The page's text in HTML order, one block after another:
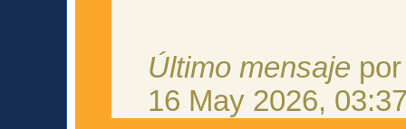
Último mensaje
16 May 2026,